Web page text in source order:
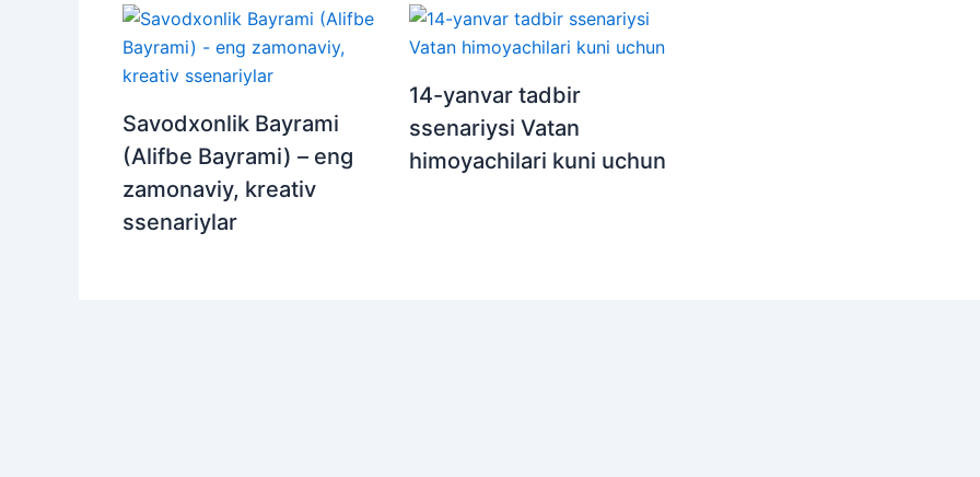
Savodxonlik Bayrami
(Alifbe Bayrami) – eng
zamonaviy, kreativ
ssenariylar
14-yanvar tadbir
ssenariysi Vatan
himoyachilari kuni uchun